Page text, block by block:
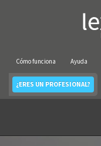
Cómo funciona Ayuda
¿ERES UN PROFESIONAL?